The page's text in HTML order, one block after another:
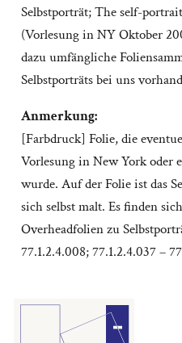
Selbstporträt; The self-
(Vorlesung in NY Oktober
dazu umfängliche
Selbstporträts bei uns
Anmerkung:
[Farbdruck] Folie, die
Vorlesung in New York oder
wurde. Auf der Folie ist das
sich selbst malt. Es finden
Overheadfolien zu
77.1.2.4.008; 77.1.2.4.037 –